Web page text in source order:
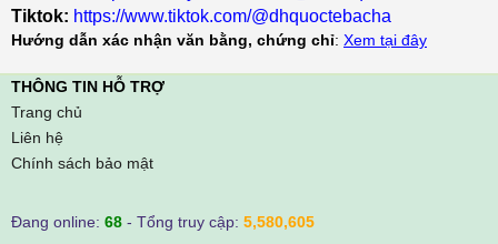
Tiktok: https://www.tiktok.com/@dhquoctebacha
Hướng dẫn xác nhận văn bằng, chứng chỉ: Xem tại đây
THÔNG TIN HỖ TRỢ
Trang chủ
Liên hệ
Chính sách bảo mật
Đang online: 68 - Tổng truy cập: 5,580,605